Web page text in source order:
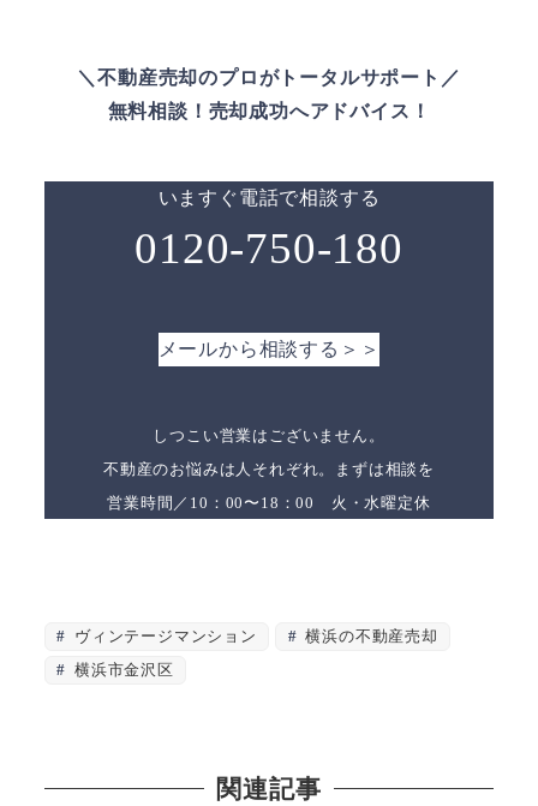
＼不動産売却のプロがトータルサポート／
無料相談！売却成功へアドバイス！
いますぐ電話で相談する
0120-750-180
メールから相談する＞＞
しつこい営業はございません。
不動産のお悩みは人それぞれ。まずは相談を
営業時間／10：00〜18：00 火・水曜定休
ヴィンテージマンション
横浜の不動産売却
横浜市金沢区
関連記事